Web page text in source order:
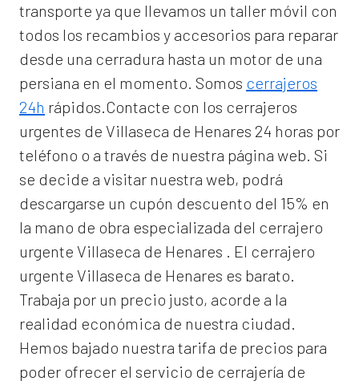
transporte ya que llevamos un taller móvil con
todos los recambios y accesorios para reparar
desde una cerradura hasta un motor de una
persiana en el momento. Somos cerrajeros
24h rápidos.Contacte con los cerrajeros
urgentes de Villaseca de Henares 24 horas por
teléfono o a través de nuestra página web. Si
se decide a visitar nuestra web, podrá
descargarse un cupón descuento del 15% en
la mano de obra especializada del cerrajero
urgente Villaseca de Henares . El cerrajero
urgente Villaseca de Henares es barato.
Trabaja por un precio justo, acorde a la
realidad económica de nuestra ciudad.
Hemos bajado nuestra tarifa de precios para
poder ofrecer el servicio de cerrajería de